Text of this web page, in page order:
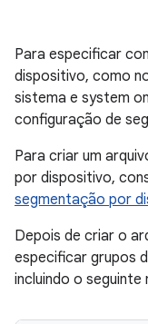
Para especificar
dispositivo, como
sistema e system
configuração de
Para criar um
por dispositivo,
segmentação por
Depois de criar o
especificar grupos
incluindo o